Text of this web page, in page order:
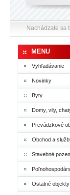
Nachádzate sa
MENU
Vyhľadávanie
Novinky
Byty
Domy, vily,
Prevádzkové
Obchod a
Stavebné
Ostatné objekty